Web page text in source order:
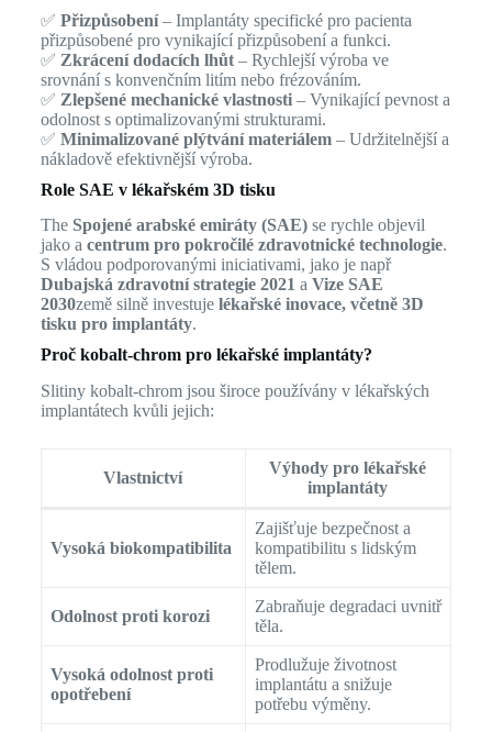
✅ Přizpůsobení– Implantáty specifické pro pacienta
přizpůsobené pro vynikající přizpůsobení a funkci.
✅ Zkrácení dodacích lhůt– Rychlejší výroba ve
srovnání s konvenčním litím nebo frézováním.
✅ Zlepšené mechanické vlastnosti– Vynikající pevnost a
odolnost s optimalizovanými strukturami.
✅ Minimalizované plýtvání materiálem– Udržitelnější a
nákladově efektivnější výroba.
Role SAE v lékařském 3D tisku
The Spojené arabské emiráty (SAE)se rychle objevil
jako a centrum pro pokročilé zdravotnické technologie.
S vládou podporovanými iniciativami, jako je např
Dubajská zdravotní strategie 2021 a Vize SAE
2030země silně investuje lékařské inovace, včetně 3D
tisku pro implantáty.
Proč kobalt-chrom pro lékařské implantáty?
Slitiny kobalt-chrom jsou široce používány v lékařských
implantátech kvůli jejich:
Vlastnictví
Výhody pro lékařské
implantáty
Vysoká biokompatibilita
Zajišťuje bezpečnost a
kompatibilitu s lidským
tělem.
Odolnost proti korozi
Zabraňuje degradaci uvnitř
těla.
Vysoká odolnost proti
opotřebení
Prodlužuje životnost
implantátu a snižuje
potřebu výměny.